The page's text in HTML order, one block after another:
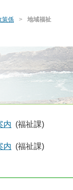
策係 地域福祉
内 (福祉課)
内 (福祉課)